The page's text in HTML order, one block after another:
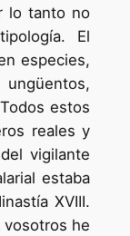
lo tanto no
El
especies,
estos
reales y
vigilante
estaba
XVIII.
vosotros he